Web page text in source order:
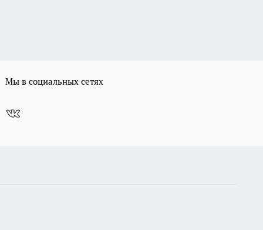
Мы в социальных сетях